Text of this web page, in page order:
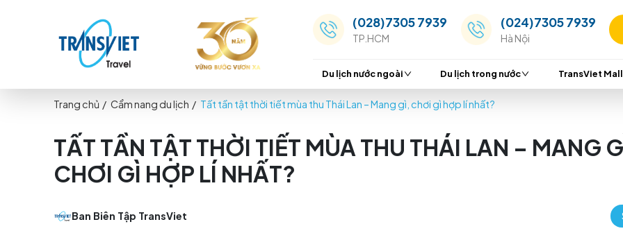
(028)7305 7939
Hà Nội
Du lịch nước ngoài Du lịch trong nước
TẤT TẦN TẬT THỜI TIẾT MÙA THU THÁI LAN
CHƠI GÌ HỢP LÍ NHẤT?